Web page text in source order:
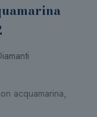
acquamarina,